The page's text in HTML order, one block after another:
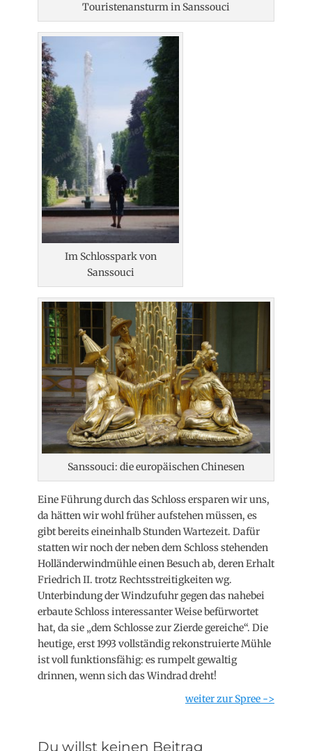
Touristenansturm in Sanssouci
Im Schlosspark von
Sanssouci
Sanssouci: die europäischen Chinesen
Eine Führung durch das Schloss ersparen wir uns,
da hätten wir wohl früher aufstehen müssen, es
gibt bereits eineinhalb Stunden Wartezeit. Dafür
statten wir noch der neben dem Schloss stehenden
Holländerwindmühle einen Besuch ab, deren Erhalt
Friedrich II. trotz Rechtsstreitigkeiten wg.
Unterbindung der Windzufuhr gegen das nahebei
erbaute Schloss interessanter Weise befürwortet
hat, da sie „dem Schlosse zur Zierde gereiche“. Die
heutige, erst 1993 vollständig rekonstruierte Mühle
ist voll funktionsfähig: es rumpelt gewaltig
drinnen, wenn sich das Windrad dreht!
weiter zur Spree ->
Du willst keinen Beitrag